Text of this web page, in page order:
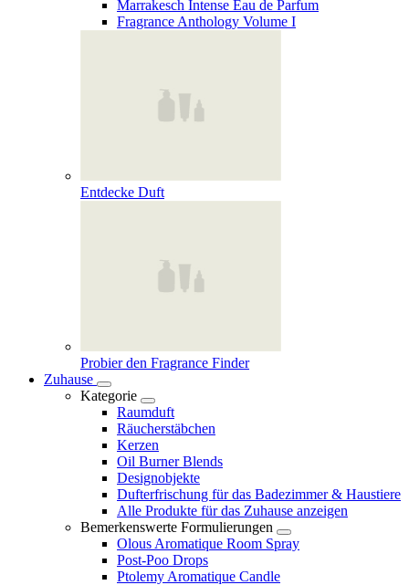
Marrakesch Intense Eau de Parfum
Fragrance Anthology Volume I
Entdecke Duft
Probier den Fragrance Finder
Zuhause
Kategorie
Raumduft
Räucherstäbchen
Kerzen
Oil Burner Blends
Designobjekte
Dufterfrischung für das Badezimmer & Haustiere
Alle Produkte für das Zuhause anzeigen
Bemerkenswerte Formulierungen
Olous Aromatique Room Spray
Post-Poo Drops
Ptolemy Aromatique Candle